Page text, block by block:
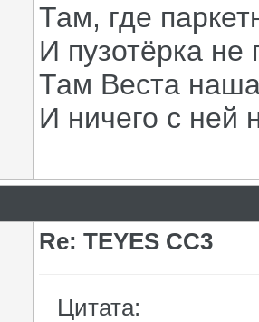
Там, где
И пузотёрка не
Там Веста
И ничего с ней
Re: TEYES CC3
Цитата: